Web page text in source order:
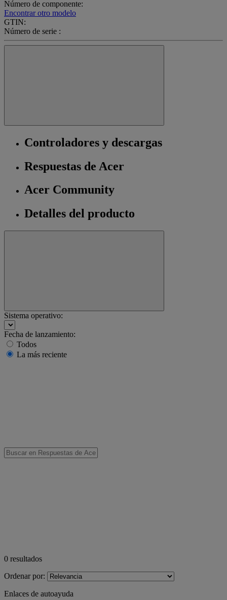
Número de componente:
Encontrar otro modelo
GTIN:
Número de serie :
Controladores y descargas
Respuestas de Acer
Acer Community
Detalles del producto
Sistema operativo:
Fecha de lanzamiento:
Todos
La más reciente
0 resultados
Ordenar por:
Enlaces de autoayuda